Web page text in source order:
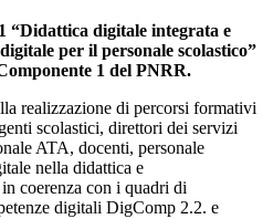
“Didattica digitale integrata e
per il personale scolastico”
1 del PNRR.
realizzazione di percorsi formativi
scolastici, direttori dei servizi
ATA, docenti, personale
nella didattica e
coerenza con i quadri di
digitali DigComp 2.2. e